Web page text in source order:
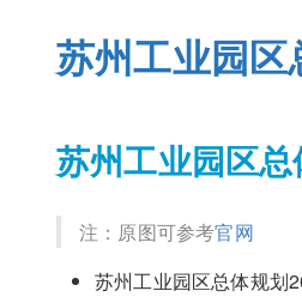
苏州工业园
苏州工业园区
注：原图可参考官网
苏州工业园区总体规划